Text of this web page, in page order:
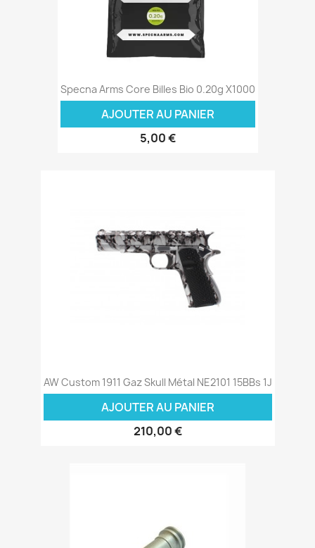
Specna Arms Core Billes Bio 0.20g X1000
AJOUTER AU PANIER
5,00 €
AW Custom 1911 Gaz Skull Métal NE2101 15BBs 1J
AJOUTER AU PANIER
210,00 €